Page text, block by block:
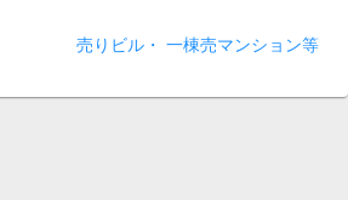
売りビル・ 一棟売マンション等